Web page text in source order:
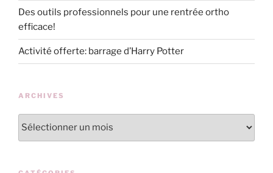
Des outils professionnels pour une rentrée ortho
efficace!
Activité offerte: barrage d’Harry Potter
ARCHIVES
Archives